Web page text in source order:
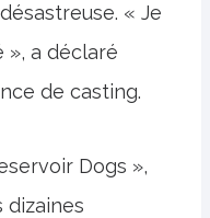
« Je
», a déclaré
de casting.
Dogs »,
dizaines